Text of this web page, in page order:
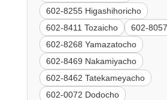
602-8255 Higashihoricho
602-8411 Tozaicho
602-
602-8268 Yamazatocho
602-8469 Nakamiyacho
602-8462 Tatekameyacho
602-0072 Dodocho